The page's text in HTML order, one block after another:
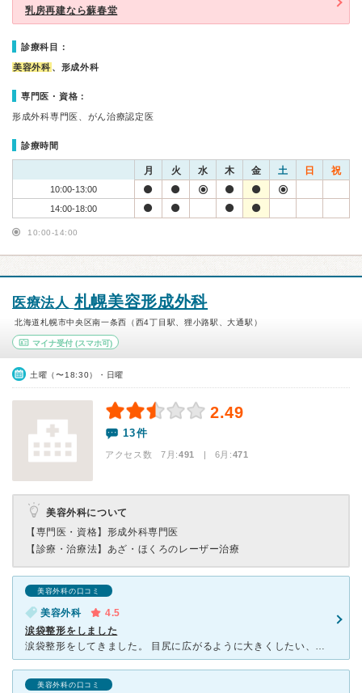
乳房再建なら蘇春堂
診療科目：
美容外科 、形成外科
専門医・資格：
形成外科専門医、がん治療認定医
診療時間
月 火 水 木 金 土 日 祝
10:00-13:00
14:00-18:00
10:00-14:00
医療法人 札幌美容形成外科
北海道札幌市中央区南一条西（西4丁目駅、狸小路駅、大通駅）
マイナ受付 (スマホ可)
土曜（〜18:30）・日曜
2.49
13件
アクセス数 7月:491 | 6月:471
美容外科について
【専門医・資格】 形成外科専門医
【診療・治療法】 あざ・ほくろのレーザー治療
美容外科の口コミ
美容外科
4.5
涙袋整形をしました
涙袋整形をしてきました。 目尻に広がるように大きくしたい、あくまでもナチュラルにと要望したところ その要望通りになりました。 痛いのが苦手なので針の麻酔と笑気麻酔をしてもらいました。 笑気麻酔
美容外科の口コミ